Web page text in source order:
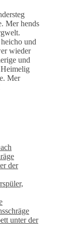
Mer hends
und
wieder
und
Mer